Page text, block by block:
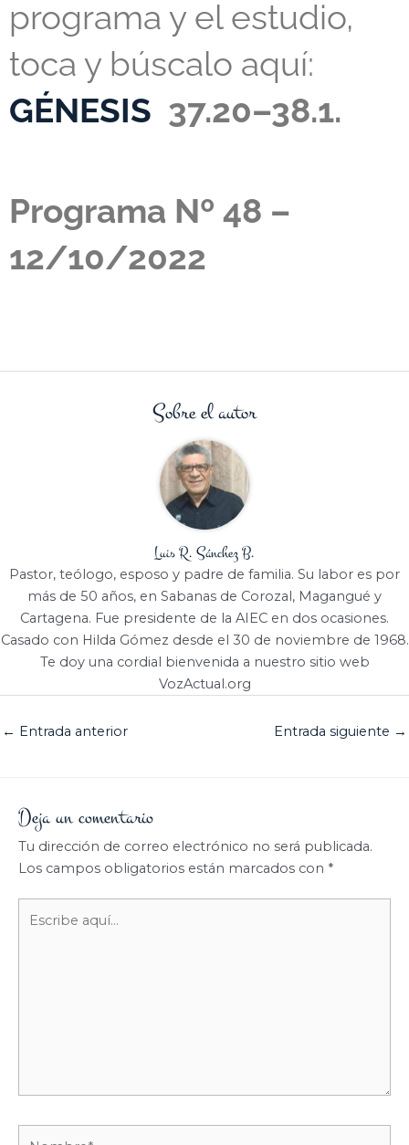
programa y el estudio,
toca y búscalo aquí:
GÉNESIS 37.20–38.1.
Programa Nº 48 –
12/10/2022
Sobre el autor
Luis R. Sánchez B.
Pastor, teólogo, esposo y padre de familia. Su labor es por
más de 50 años, en Sabanas de Corozal, Magangué y
Cartagena. Fue presidente de la AIEC en dos ocasiones.
Casado con Hilda Gómez desde el 30 de noviembre de 1968.
Te doy una cordial bienvenida a nuestro sitio web
VozActual.org
← Entrada anterior Entrada siguiente →
Deja un comentario
Tu dirección de correo electrónico no será publicada.
Los campos obligatorios están marcados con *